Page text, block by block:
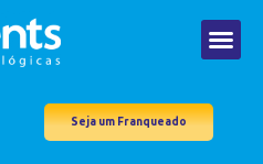
Seja um Franqueado